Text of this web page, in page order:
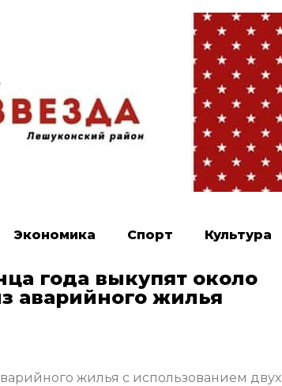
Экономика Спорт Культура
года выкупят около
аварийного жилья
жилья с использованием двух